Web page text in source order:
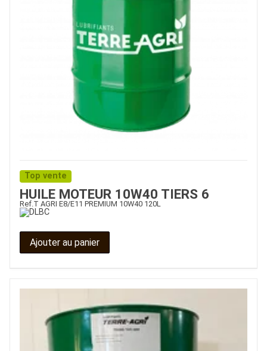
Top vente
HUILE MOTEUR 10W40 TIERS 6
Ref. T AGRI E8/E11 PREMIUM 10W40 120L
Ajouter au panier